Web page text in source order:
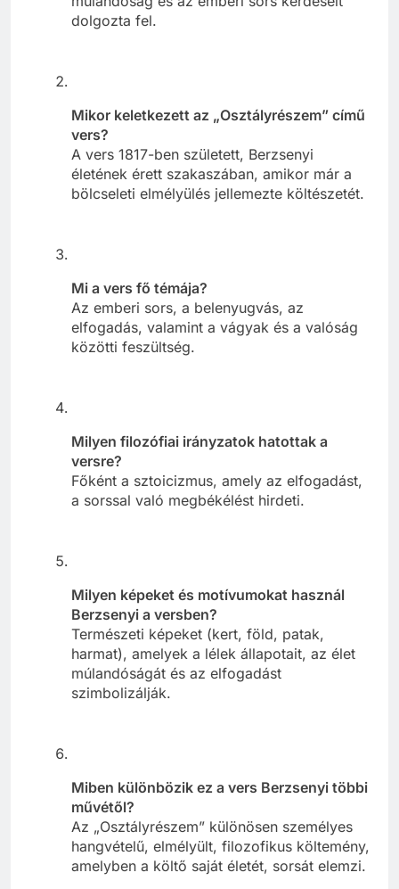
dolgozta fel.
Mikor keletkezett az „Osztályrészem” című
vers?
A vers 1817-ben született, Berzsenyi
életének érett szakaszában, amikor már a
bölcseleti elmélyülés jellemezte költészetét.
Mi a vers fő témája?
Az emberi sors, a belenyugvás, az
elfogadás, valamint a vágyak és a valóság
közötti feszültség.
Milyen filozófiai irányzatok hatottak a
versre?
Főként a sztoicizmus, amely az elfogadást,
a sorssal való megbékélést hirdeti.
Milyen képeket és motívumokat használ
Berzsenyi a versben?
Természeti képeket (kert, föld, patak,
harmat), amelyek a lélek állapotait, az élet
múlandóságát és az elfogadást
szimbolizálják.
Miben különbözik ez a vers Berzsenyi többi
művétől?
Az „Osztályrészem” különösen személyes
hangvételű, elmélyült, filozofikus költemény,
amelyben a költő saját életét, sorsát elemzi.